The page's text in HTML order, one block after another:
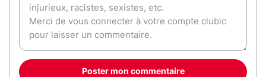
Poster mon commentaire